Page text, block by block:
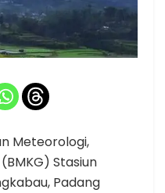
Meteorologi,
Stasiun
Padang